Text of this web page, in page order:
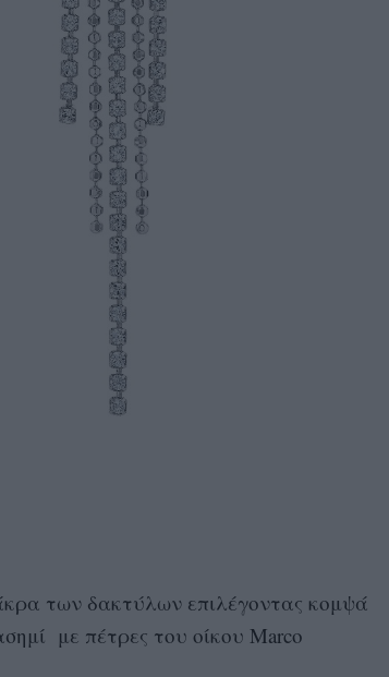
των δακτύλων επιλέγοντας κομψά
με πέτρες του οίκου Marco